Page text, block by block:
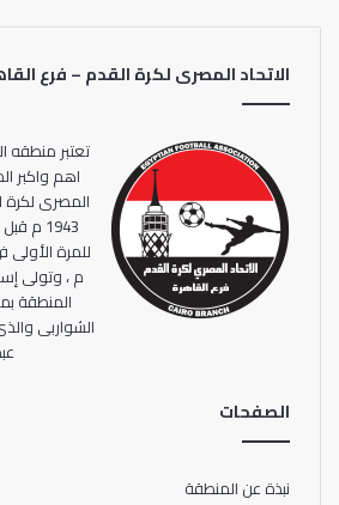
الاتحاد المصرى لكرة القدم – فرع
تعتبر منطقه
اهم واكبر
المصرى لكرة
1943 م
م ، وتولى
الشواربى
الصفحات
نبذة عن المنطقة